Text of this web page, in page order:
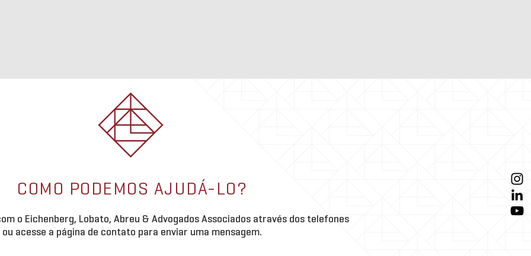
COMO PODEMOS AJUDÁ-LO?
o Eichenberg, Lobato, Abreu & Advogados Associados através dos telefones
ou acesse a página de contato para enviar uma mensagem.